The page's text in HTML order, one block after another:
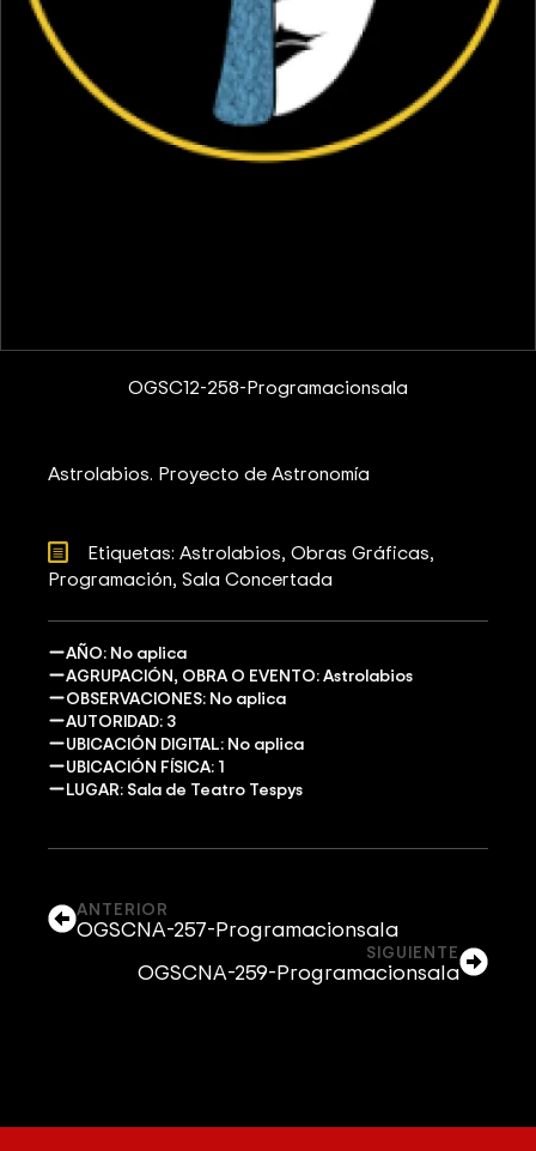
OGSC12-258-Programacionsala
Astrolabios. Proyecto de Astronomía
Etiquetas: Astrolabios Obras Gráficas
Programación Sala Concertada
AÑO: No aplica
AGRUPACIÓN, OBRA O EVENTO: Astrolabios
OBSERVACIONES: No aplica
AUTORIDAD: 3
UBICACIÓN DIGITAL: No aplica
UBICACIÓN FÍSICA: 1
LUGAR: Sala de Teatro Tespys
ANTERIOR
OGSCNA-257-Programacionsala
SIGUIENTE
OGSCNA-259-Programacionsala